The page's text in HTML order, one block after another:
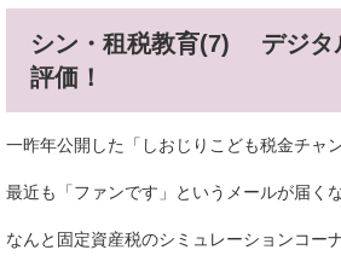
シン・租税教育(7) デジタ
評価！
一昨年公開した「しおじりこども税金チャン
最近も「ファンです」というメールが届く
なんと固定資産税のシミュレーションコー